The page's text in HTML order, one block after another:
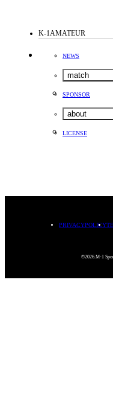
K-1AMATEUR
NEWS
match
SPONSOR
about
LICENSE
PRIVACYPOLICY
©2026.M-1